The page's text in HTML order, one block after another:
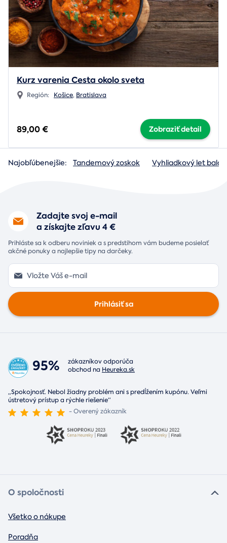
Kurz varenia Cesta okolo sveta
Región: Košice, Bratislava
89,00 € Zobraziť detail
Najobľúbenejšie: Tandemový zoskok Vyhliadkový let
Zadajte svoj e-mail
a získajte zľavu 4 €
Prihláste sa k odberu noviniek a s predstihom vám budeme posielať
akčné ponuky a najlepšie tipy na darčeky.
Prihlásiť sa
95%
zákazníkov odporúča
obchod na Heureka.sk
„Spokojnosť. Nebol žiadny problém ani s predĺžením kupónu. Veľmi
ústretový prístup a rýchle riešenie“
- Overený zákazník
O spoločnosti
Všetko o nákupe
Poradňa